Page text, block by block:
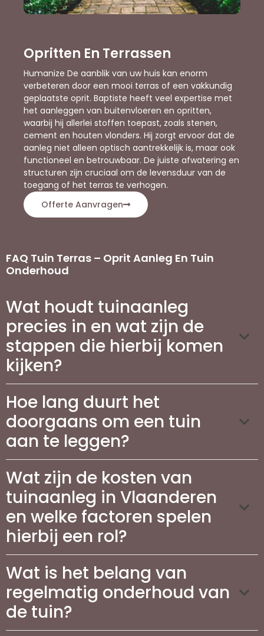
Opritten En Terrassen
Humanize De aanblik van uw huis kan enorm
verbeteren door een mooi terras of een vakkundig
geplaatste oprit. Baptiste heeft veel expertise met
het aanleggen van buitenvloeren en opritten,
waarbij hij allerlei stoffen toepast, zoals stenen,
cement en houten vlonders. Hij zorgt ervoor dat de
aanleg niet alleen optisch aantrekkelijk is, maar ook
functioneel en betrouwbaar. De juiste afwatering en
structuren zijn cruciaal om de levensduur van de
toegang of het terras te verhogen.
Offerte Aanvragen
FAQ Tuin Terras – Oprit Aanleg En Tuin
Onderhoud
Wat houdt tuinaanleg
precies in en wat zijn de
stappen die hierbij komen
kijken?
Hoe lang duurt het
doorgaans om een tuin
aan te leggen?
Wat zijn de kosten van
tuinaanleg in Vlaanderen
en welke factoren spelen
hierbij een rol?
Wat is het belang van
regelmatig onderhoud van
de tuin?